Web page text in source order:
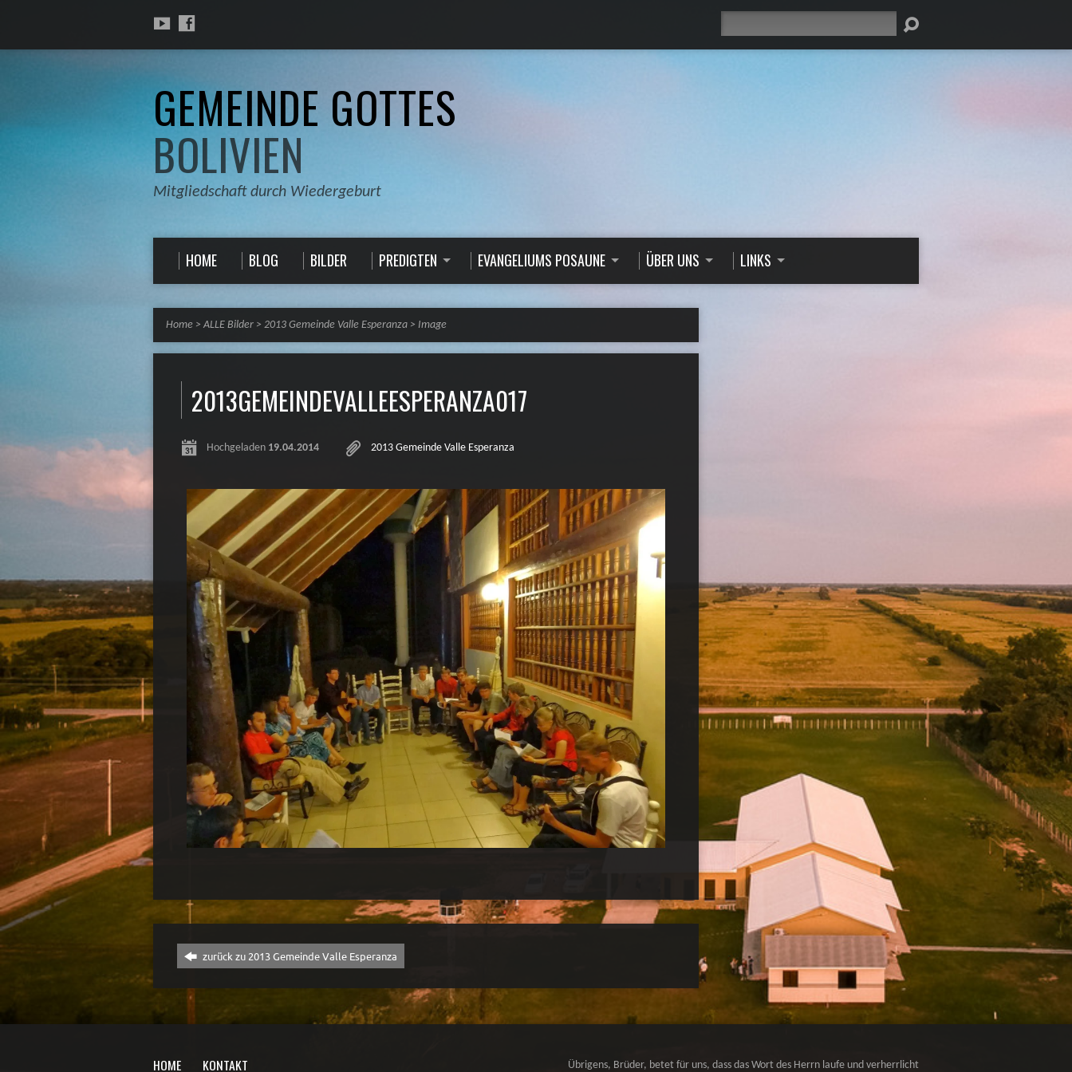
GEMEINDE GOTTES
BOLIVIEN
Mitgliedschaft durch Wiedergeburt
HOME BLOG BILDER PREDIGTEN EVANGELIUMS POSAUNE ÜBER UNS LINKS
Home > ALLE Bilder > 2013 Gemeinde Valle Esperanza > Image
2013GEMEINDEVALLEESPERANZA017
Hochgeladen 19.04.2014 2013 Gemeinde Valle Esperanza
zurück zu 2013 Gemeinde Valle Esperanza
HOME KONTAKT Übrigens, Brüder, betet für uns, dass das Wort des Herrn laufe und verherrlicht